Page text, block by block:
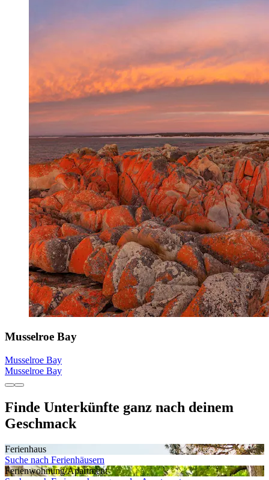
Musselroe Bay
Musselroe Bay
Musselroe Bay
Finde Unterkünfte ganz nach deinem
Geschmack
Ferienhaus
Suche nach Ferienhäusern
Ferienwohnung/Apartment